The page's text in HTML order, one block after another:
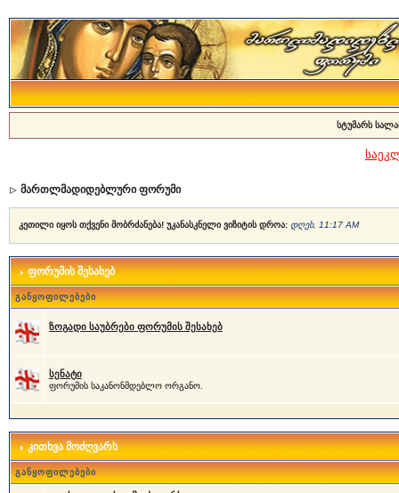
სტუმარს
მართლმადიდებლური ფორუმი
კეთილი იყოს თქვენი მობრძანება! უკანასკნელი ვიზიტის დროა: დღეს, 11:17 AM
ფორუმის შესახებ
განყოფილებები
ზოგადი საუბრები ფორუმის შესახებ
სენატი
ფორუმის საკანონმდებლო ორგანო.
კითხვა მოძღვარს
განყოფილებები